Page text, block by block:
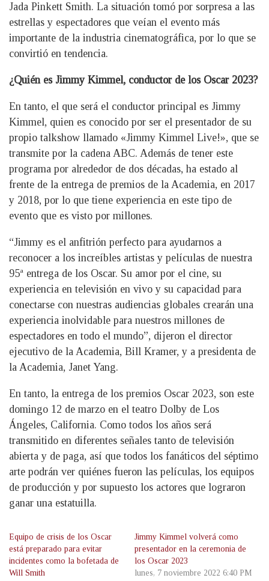
Jada Pinkett Smith. La situación tomó por sorpresa a las
estrellas y espectadores que veían el evento más
importante de la industria cinematográfica, por lo que se
convirtió en tendencia.
¿Quién es Jimmy Kimmel, conductor de los Oscar 2023?
En tanto, el que será el conductor principal es Jimmy
Kimmel, quien es conocido por ser el presentador de su
propio talkshow llamado «Jimmy Kimmel Live!», que se
transmite por la cadena ABC. Además de tener este
programa por alrededor de dos décadas, ha estado al
frente de la entrega de premios de la Academia, en 2017
y 2018, por lo que tiene experiencia en este tipo de
evento que es visto por millones.
“Jimmy es el anfitrión perfecto para ayudarnos a
reconocer a los increíbles artistas y películas de nuestra
95ª entrega de los Oscar. Su amor por el cine, su
experiencia en televisión en vivo y su capacidad para
conectarse con nuestras audiencias globales crearán una
experiencia inolvidable para nuestros millones de
espectadores en todo el mundo”, dijeron el director
ejecutivo de la Academia, Bill Kramer, y a presidenta de
la Academia, Janet Yang.
En tanto, la entrega de los premios Oscar 2023, son este
domingo 12 de marzo en el teatro Dolby de Los
Ángeles, California. Como todos los años será
transmitido en diferentes señales tanto de televisión
abierta y de paga, así que todos los fanáticos del séptimo
arte podrán ver quiénes fueron las películas, los equipos
de producción y por supuesto los actores que lograron
ganar una estatuilla.
Equipo de crisis de los Oscar
está preparado para evitar
incidentes como la bofetada de
Will Smith
Jimmy Kimmel volverá como
presentador en la ceremonia de
los Oscar 2023
lunes, 7 noviembre 2022 6:40 PM